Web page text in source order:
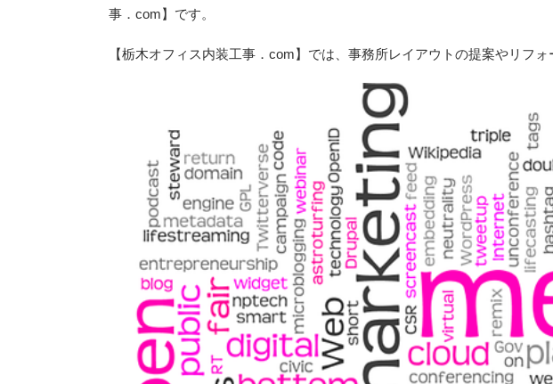
事．com】です。
【栃木オフィス内装工事．com】では、事務所レイアウトの提案やリフォ